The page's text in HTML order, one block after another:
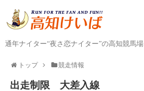
通年ナイター“夜さ恋ナイター”の高知競馬場
トップ 競走情報
出走制限 大差入線